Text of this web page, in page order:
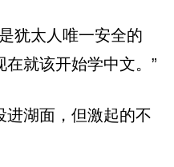
犹太人唯一安全的
就该开始学中文。”
进湖面，但激起的不